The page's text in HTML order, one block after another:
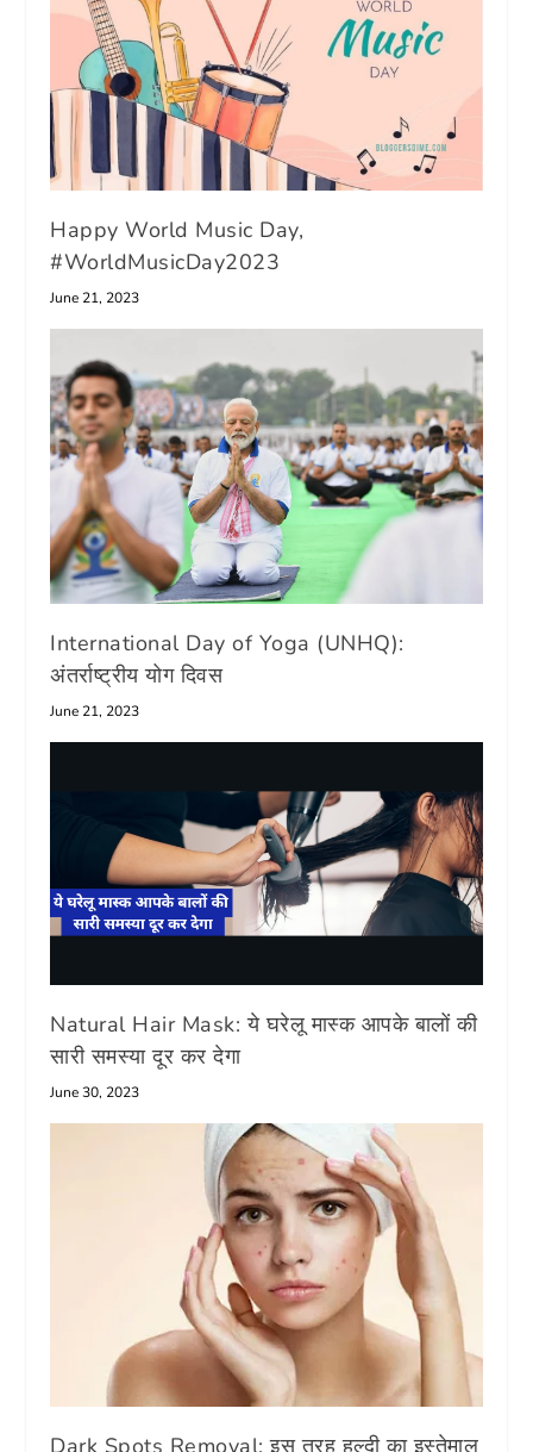
Happy World Music Day,
#WorldMusicDay2023
June 21, 2023
International Day of Yoga (UNHQ):
अंतर्राष्ट्रीय योग दिवस
June 21, 2023
Natural Hair Mask: ये घरेलू मास्क आपके बालों की
सारी समस्या दूर कर देगा
June 30, 2023
Dark Spots Removal: इस तरह हल्दी का इस्तेमाल